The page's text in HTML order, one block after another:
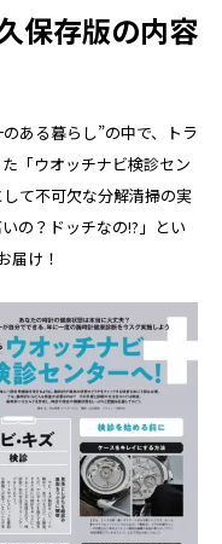
保存版の内容
ある暮らし”の中で、トラ
「ウオッチナビ検診セン
て不可欠な分解清掃の実
の？ドッチなの!?」とい
届け！